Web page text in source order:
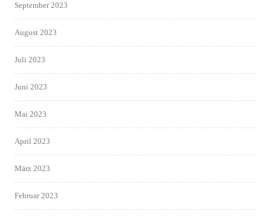
September 2023
August 2023
Juli 2023
Juni 2023
Mai 2023
April 2023
März 2023
Februar 2023